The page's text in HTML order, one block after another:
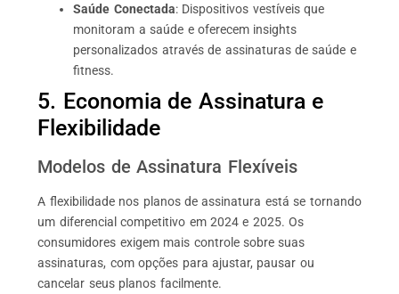
Saúde Conectada: Dispositivos vestíveis que
monitoram a saúde e oferecem insights
personalizados através de assinaturas de saúde e
fitness.
5. Economia de Assinatura e
Flexibilidade
Modelos de Assinatura Flexíveis
A flexibilidade nos planos de assinatura está se tornando
um diferencial competitivo em 2024 e 2025. Os
consumidores exigem mais controle sobre suas
assinaturas, com opções para ajustar, pausar ou
cancelar seus planos facilmente.